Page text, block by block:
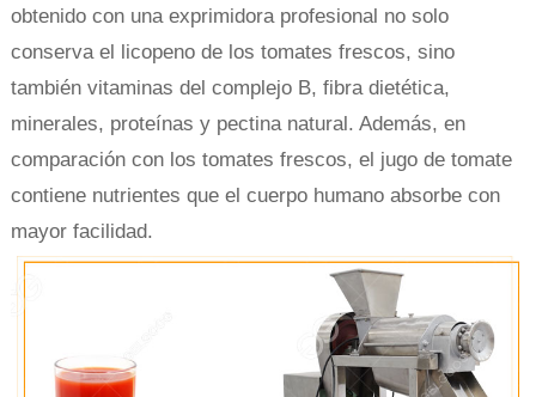
obtenido con una exprimidora profesional no solo
conserva el licopeno de los tomates frescos, sino
también vitaminas del complejo B, fibra dietética,
minerales, proteínas y pectina natural. Además, en
comparación con los tomates frescos, el jugo de tomate
contiene nutrientes que el cuerpo humano absorbe con
mayor facilidad.